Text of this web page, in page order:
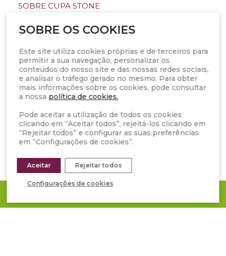
SOBRE CUPA STONE
CANAL DE DENÚNCIA
INSTAGRAM
X (TWITTER)
PINTEREST
YOUTUBE
LINKEDIN
Inscreva-se em nosso
SOBRE OS COOKIES
Este site utiliza cookies próprias e de terceiros para
permitir a sua navegação, personalizar os
conteúdos do nosso site e das nossas redes sociais,
e analisar o tráfego gerado no mesmo. Para obter
mais informações sobre os cookies, pode consultar
a nossa política de cookies.
Pode aceitar a utilização de todos os cookies
clicando em “Aceitar todos”, rejeitá-los clicando em
“Rejeitar todos” e configurar as suas preferências
em “Configurações de cookies”.
Aceitar Rejeitar todos
Configurações de cookies